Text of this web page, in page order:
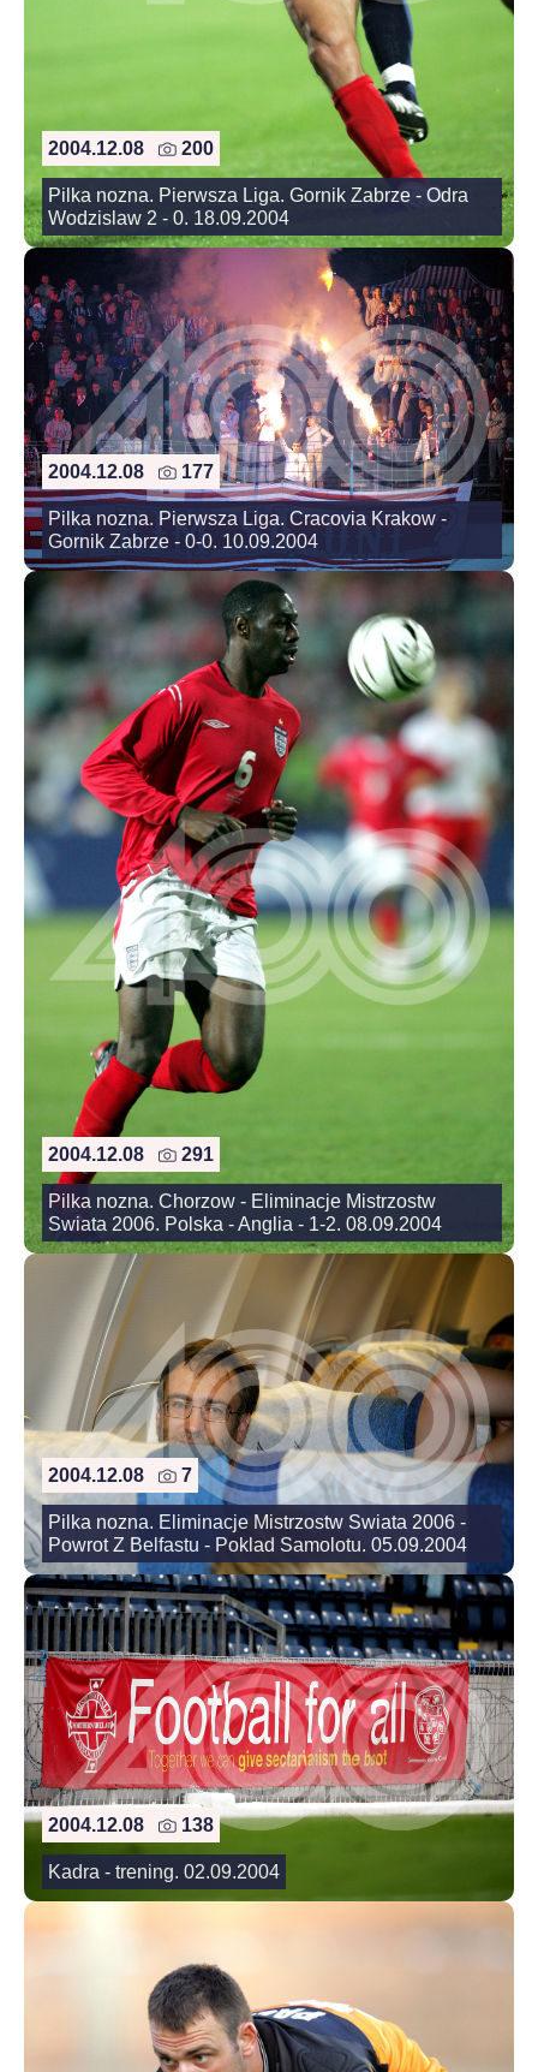
2004.12.08 200
Pilka nozna. Pierwsza Liga. Gornik Zabrze - Odra
Wodzislaw 2 - 0. 18.09.2004
2004.12.08 177
Pilka nozna. Pierwsza Liga. Cracovia Krakow -
Gornik Zabrze - 0-0. 10.09.2004
2004.12.08 291
Pilka nozna. Chorzow - Eliminacje Mistrzostw
Swiata 2006. Polska - Anglia - 1-2. 08.09.2004
2004.12.08 7
Pilka nozna. Eliminacje Mistrzostw Swiata 2006 -
Powrot Z Belfastu - Poklad Samolotu. 05.09.2004
2004.12.08 138
Kadra - trening. 02.09.2004